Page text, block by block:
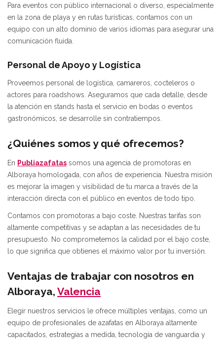
Para eventos con público internacional o diverso, especialmente
en la zona de playa y en rutas turísticas, contamos con un
equipo con un alto dominio de varios idiomas para asegurar una
comunicación fluida.
Personal de Apoyo y Logística
Proveemos personal de logística, camareros, cocteleros o
actores para roadshows. Aseguramos que cada detalle, desde
la atención en stands hasta el servicio en bodas o eventos
gastronómicos, se desarrolle sin contratiempos.
¿Quiénes somos y qué ofrecemos?
En Publiazafatas somos una agencia de promotoras en
Alboraya homologada, con años de experiencia. Nuestra misión
es mejorar la imagen y visibilidad de tu marca a través de la
interacción directa con el público en eventos de todo tipo.
Contamos con promotoras a bajo coste. Nuestras tarifas son
altamente competitivas y se adaptan a las necesidades de tu
presupuesto. No comprometemos la calidad por el bajo coste,
lo que significa que obtienes el máximo valor por tu inversión.
Ventajas de trabajar con nosotros en
Alboraya, Valencia
Elegir nuestros servicios le ofrece múltiples ventajas, como un
equipo de profesionales de azafatas en Alboraya altamente
capacitados, estrategias a medida, tecnología de vanguardia y